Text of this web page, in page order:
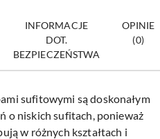
INFORMACJE
DOT.
BEZPIECZEŃSTWA
OPINIE
(0)
sufitowymi są doskonałym
o niskich sufitach, ponieważ
w różnych kształtach i